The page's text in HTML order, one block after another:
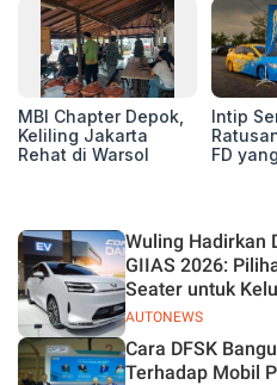
MBI Chapter Depok,
Keliling Jakarta
Rehat di Warsol
Intip
FD
AUTONEWS
Wuling Hadirkan
GIIAS 2026:
Seater untuk
Cara DFSK
Terhadap Mobil